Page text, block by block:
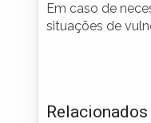
Em caso de
situações de
Relacionados